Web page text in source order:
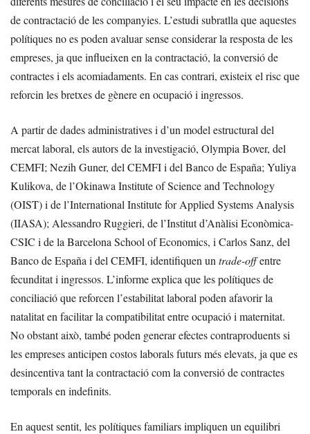
de contractació de les companyies. L’estudi subratlla que aquestes
polítiques no es poden avaluar sense considerar la resposta de les
empreses, ja que influeixen en la contractació, la conversió de
contractes i els acomiadaments. En cas contrari, existeix el risc que
reforcin les bretxes de gènere en ocupació i ingressos.
A partir de dades administratives i d’un model estructural del
mercat laboral, els autors de la investigació, Olympia Bover, del
CEMFI; Nezih Guner, del CEMFI i del Banco de España; Yuliya
Kulikova, de l’Okinawa Institute of Science and Technology
(OIST) i de l’International Institute for Applied Systems Analysis
(IIASA); Alessandro Ruggieri, de l’Institut d’Anàlisi Econòmica-
CSIC i de la Barcelona School of Economics, i Carlos Sanz, del
Banco de España i del CEMFI, identifiquen un trade-offentre
fecunditat i ingressos. L’informe explica que les polítiques de
conciliació que reforcen l’estabilitat laboral poden afavorir la
natalitat en facilitar la compatibilitat entre ocupació i maternitat.
No obstant això, també poden generar efectes contraproduents si
les empreses anticipen costos laborals futurs més elevats, ja que es
desincentiva tant la contractació com la conversió de contractes
temporals en indefinits.
En aquest sentit, les polítiques familiars impliquen un equilibri